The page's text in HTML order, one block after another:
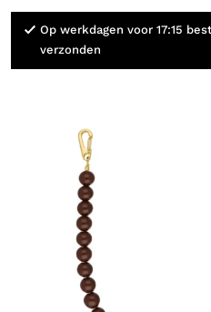
Op werkdagen voor 17:15
verzonden